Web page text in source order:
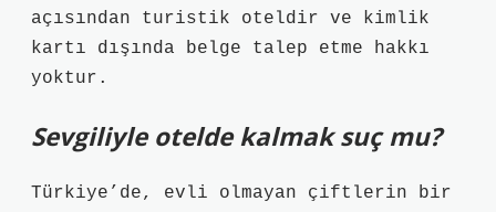
açısından turistik oteldir ve kimlik
kartı dışında belge talep etme hakkı
yoktur.
Sevgiliyle otelde kalmak suç mu?
Türkiye’de, evli olmayan çiftlerin bir